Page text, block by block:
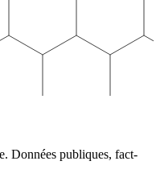
Données publiques, fact-